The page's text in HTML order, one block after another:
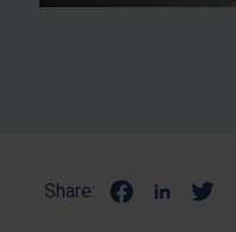
Share: